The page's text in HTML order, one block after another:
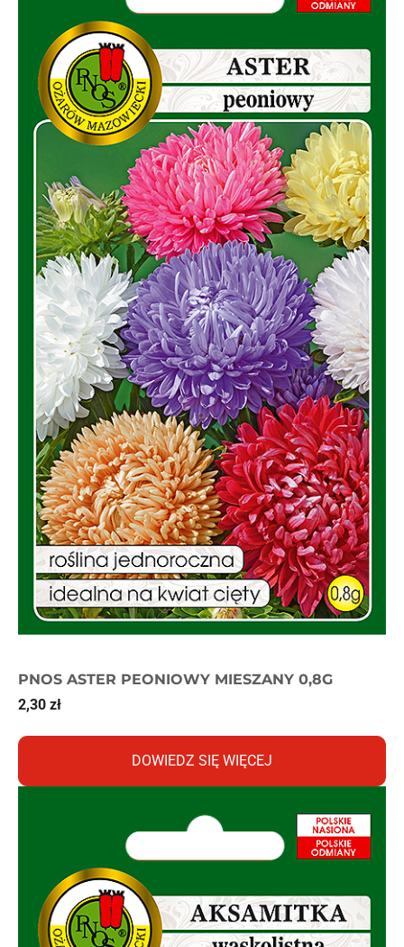
PNOS ASTER PEONIOWY MIESZANY 0,8G
2,30 zł
DOWIEDZ SIĘ WIĘCEJ